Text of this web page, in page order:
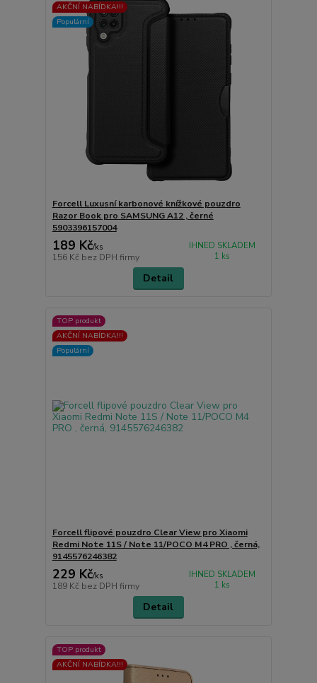
AKČNÍ NABÍDKA!!!
Populární
Forcell Luxusní karbonové knížkové pouzdro
Razor Book pro SAMSUNG A12 , černé
5903396157004
189 Kč/ks
156 Kč bez DPH firmy
IHNED SKLADEM
1 ks
Detail
TOP produkt
AKČNÍ NABÍDKA!!!
Populární
Forcell flipové pouzdro Clear View pro Xiaomi
Redmi Note 11S / Note 11/POCO M4 PRO , černá,
9145576246382
229 Kč/ks
189 Kč bez DPH firmy
IHNED SKLADEM
1 ks
Detail
TOP produkt
AKČNÍ NABÍDKA!!!